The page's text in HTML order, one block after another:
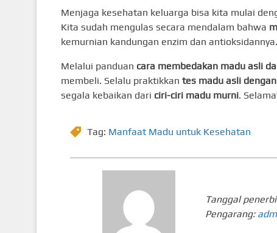
Menjaga kesehatan keluarga bisa kita mulai
Kita sudah mengulas secara mendalam bahwa
kemurnian kandungan enzim dan antioksidannya.
Melalui panduan cara membedakan madu asli
membeli. Selalu praktikkan tes madu asli
segala kebaikan dari ciri-ciri madu murni.
Tag: Manfaat Madu untuk Kesehatan
Tanggal
Pengarang: